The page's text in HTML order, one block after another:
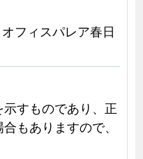
フィスパレア春日
すものであり、正
もありますので、